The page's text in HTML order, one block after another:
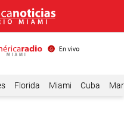
Florida Miami Cuba